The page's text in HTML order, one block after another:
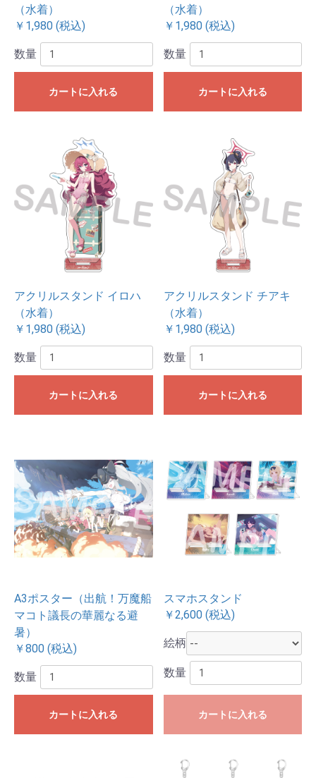
（水着）
￥1,980 (税込)
数量
カートに入れる
（水着）
￥1,980 (税込)
数量
カートに入れる
アクリルスタンド イロハ
（水着）
￥1,980 (税込)
数量
カートに入れる
アクリルスタンド チアキ
（水着）
￥1,980 (税込)
数量
カートに入れる
A3ポスター（出航！万魔船
マコト議長の華麗なる避
暑）
￥800 (税込)
数量
カートに入れる
スマホスタンド
￥2,600 (税込)
絵柄
数量
カートに入れる